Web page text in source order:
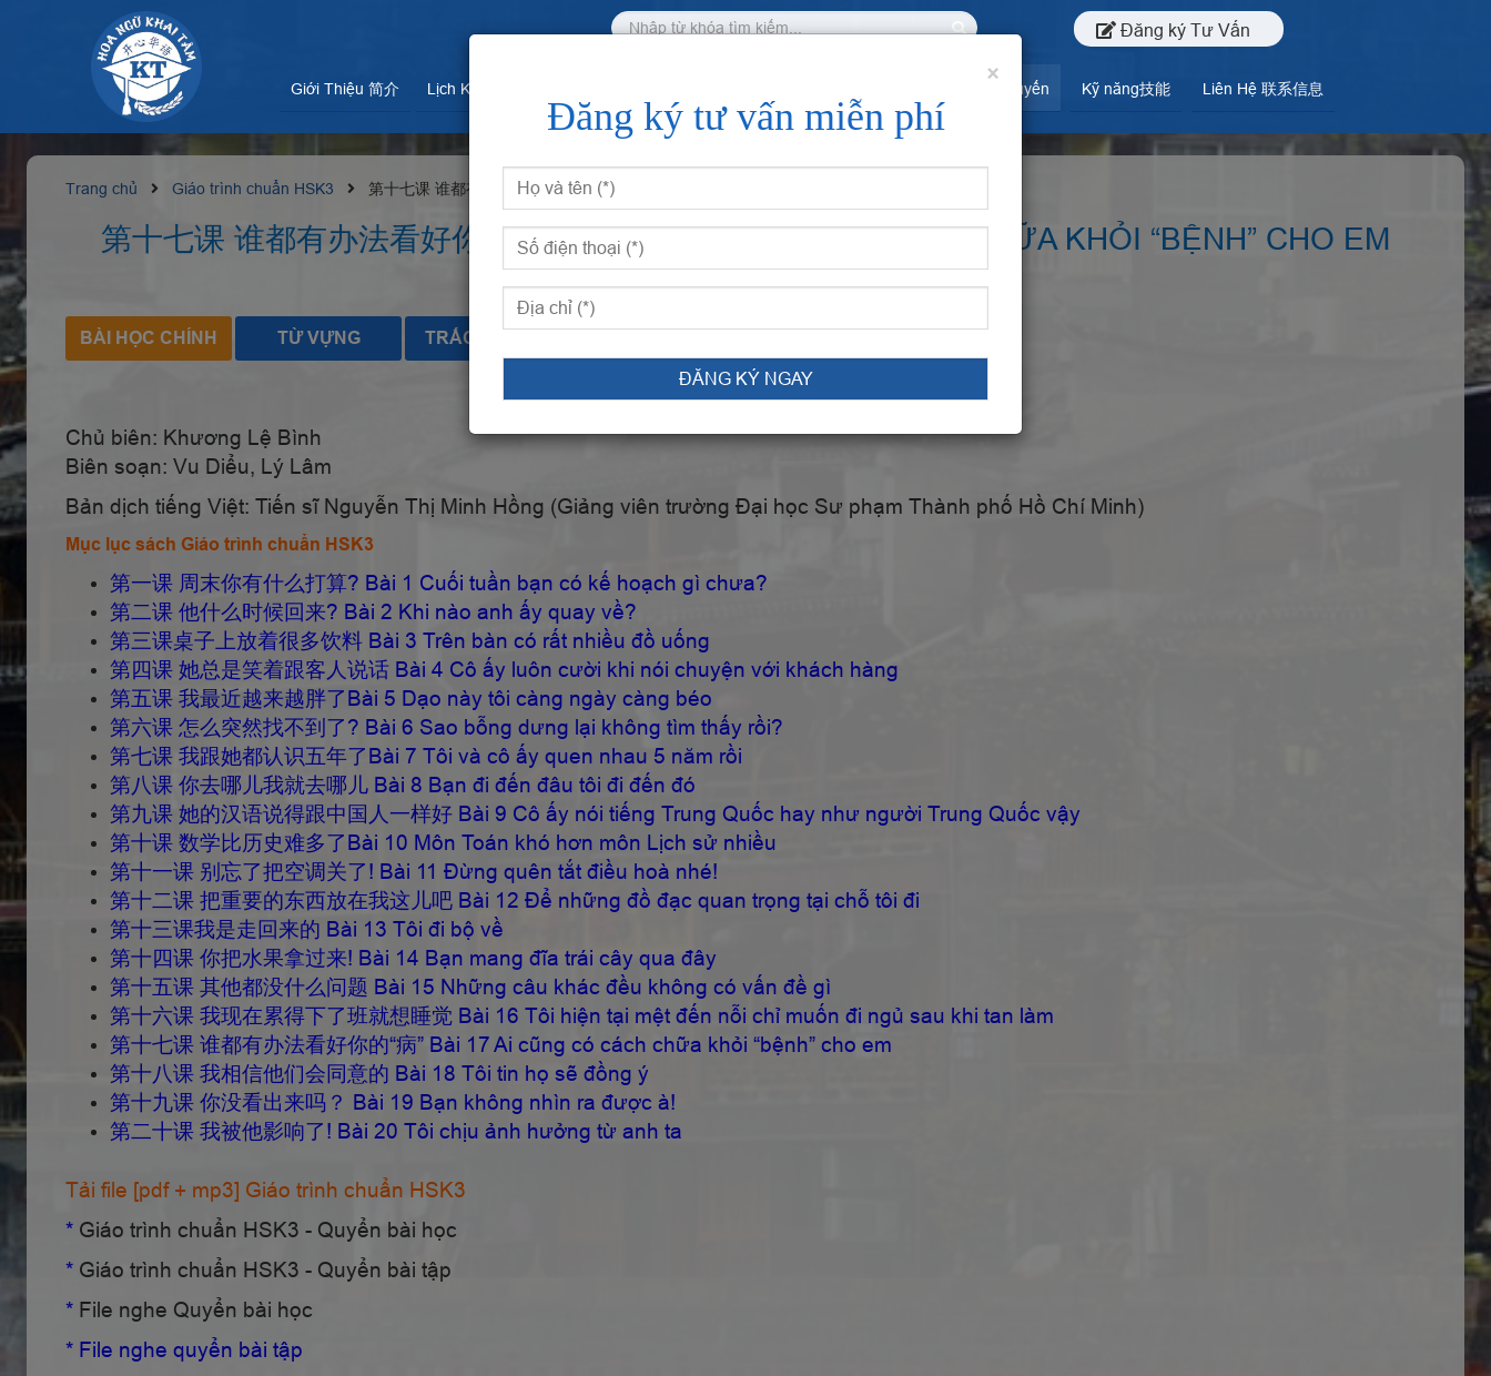
×
Đăng ký tư vấn miễn phí
Giới Thiệu 简介 Lịch Khai Giảng 开课表 Học Trực Tuyến Kỹ năng技能 Liên Hệ 联系信息
Đăng ký Tư Vấn
Trang chủ Giáo trình chuẩn HSK3 第十七课 谁都有办法看好你的“病” Bài 17 Ai cũng có cách chữa khỏi “bệnh” cho em
第十七课 谁都有办法看好你的“病” BÀI 17 AI CŨNG CÓ CÁCH CHỮA KHỎI “BỆNH” CHO EM
BÀI HỌC CHÍNH TỪ VỰNG TRẮC NGHIỆM
GIỚI THIỆU GIÁO TRÌNH CHUẨN HSK3
Chủ biên: Khương Lệ Bình
Biên soạn: Vu Diểu, Lý Lâm
Bản dịch tiếng Việt: Tiến sĩ Nguyễn Thị Minh Hồng (Giảng viên trường Đại học Sư phạm Thành phố Hồ Chí Minh)
Mục lục sách Giáo trình chuẩn HSK3
第一课 周末你有什么打算? Bài 1 Cuối tuần bạn có kế hoạch gì chưa?
第二课 他什么时候回来? Bài 2 Khi nào anh ấy quay về?
第三课桌子上放着很多饮料 Bài 3 Trên bàn có rất nhiều đồ uống
第四课 她总是笑着跟客人说话 Bài 4 Cô ấy luôn cười khi nói chuyện với khách hàng
第五课 我最近越来越胖了Bài 5 Dạo này tôi càng ngày càng béo
第六课 怎么突然找不到了? Bài 6 Sao bỗng dưng lại không tìm thấy rồi?
第七课 我跟她都认识五年了Bài 7 Tôi và cô ấy quen nhau 5 năm rồi
第八课 你去哪儿我就去哪儿 Bài 8 Bạn đi đến đâu tôi đi đến đó
第九课 她的汉语说得跟中国人一样好 Bài 9 Cô ấy nói tiếng Trung Quốc hay như người Trung Quốc vậy
第十课 数学比历史难多了Bài 10 Môn Toán khó hơn môn Lịch sử nhiều
第十一课 别忘了把空调关了! Bài 11 Đừng quên tắt điều hoà nhé!
第十二课 把重要的东西放在我这儿吧 Bài 12 Để những đồ đạc quan trọng tại chỗ tôi đi
第十三课我是走回来的 Bài 13 Tôi đi bộ về
第十四课 你把水果拿过来! Bài 14 Bạn mang đĩa trái cây qua đây
第十五课 其他都没什么问题 Bài 15 Những câu khác đều không có vấn đề gì
第十六课 我现在累得下了班就想睡觉 Bài 16 Tôi hiện tại mệt đến nỗi chỉ muốn đi ngủ sau khi tan làm
第十七课 谁都有办法看好你的“病” Bài 17 Ai cũng có cách chữa khỏi “bệnh” cho em
第十八课 我相信他们会同意的 Bài 18 Tôi tin họ sẽ đồng ý
第十九课 你没看出来吗？ Bài 19 Bạn không nhìn ra được à!
第二十课 我被他影响了! Bài 20 Tôi chịu ảnh hưởng từ anh ta
Tải file [pdf + mp3] Giáo trình chuẩn HSK3
* Giáo trình chuẩn HSK3 - Quyển bài học
* Giáo trình chuẩn HSK3 - Quyển bài tập
* File nghe Quyển bài học
* File nghe quyển bài tập